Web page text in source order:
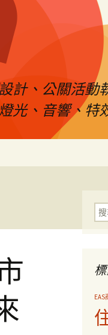
計、公關活動
光、音響、特
搜
尋